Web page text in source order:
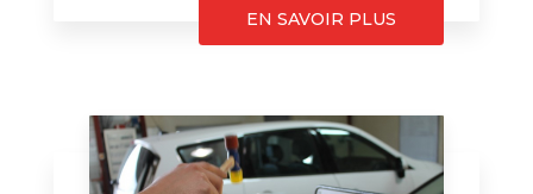
EN SAVOIR PLUS